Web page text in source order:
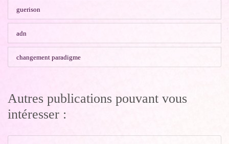
guerison
adn
changement paradigme
Autres publications pouvant vous
intéresser :